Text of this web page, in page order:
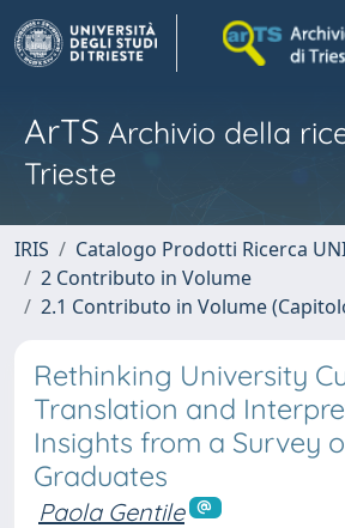
ArTS Archivio della
Trieste
IRIS
Catalogo Prodotti Ricerca
2 Contributo in Volume
2.1 Contributo in Volume
Rethinking University
Translation and
Insights from a Survey
Graduates
Paola Gentile